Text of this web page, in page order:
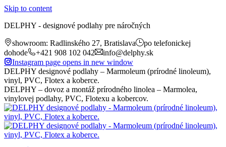
Skip to content
DELPHY - designové podlahy pre náročných
showroom: Radlinského 27, Bratislava
po telefonickej
dohode
+421 908 102 042
info@delphy.sk
Instagram page opens in new window
DELPHY designové podlahy – Marmoleum (prírodné linoleum),
vinyl, PVC, Flotex a koberce.
DELPHY – dovoz a montáž prírodného linolea – Marmolea,
vinylovej podlahy, PVC, Flotexu a kobercov.